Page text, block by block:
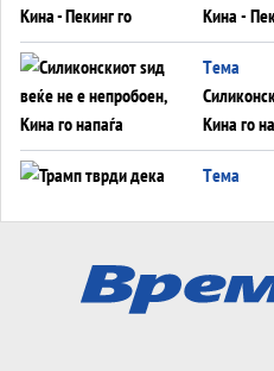
Кина -
Tема
Кина го
монопол
Tема
Tема
ДЛАБОКО